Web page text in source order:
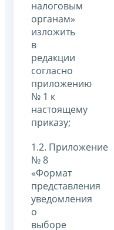
налоговым
органам»
изложить
в
редакции
согласно
приложению
№ 1 к
настоящему
приказу;
1.2. Приложение
№ 8
«Формат
представления
уведомления
о
выборе